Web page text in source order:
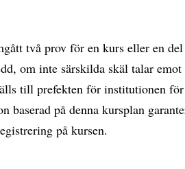
två prov för en kurs eller en
om inte särskilda skäl talar emot
till prefekten för institutionen för
på denna kursplan
på kursen.